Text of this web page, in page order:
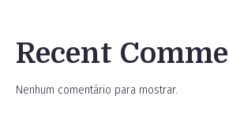
Recent
Nenhum comentário para mostrar.